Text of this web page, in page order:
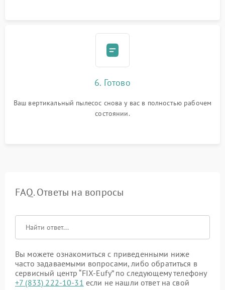
6. Готово
Ваш вертикальный пылесос снова у вас в полностью рабочем
состоянии.
FAQ. Ответы на вопросы
Вы можете ознакомиться с приведенными ниже
часто задаваемыми вопросами, либо обратиться в
сервисный центр “FIX-Eufy” по следующему телефону
+7 (833) 222-10-31 если не нашли ответ на свой